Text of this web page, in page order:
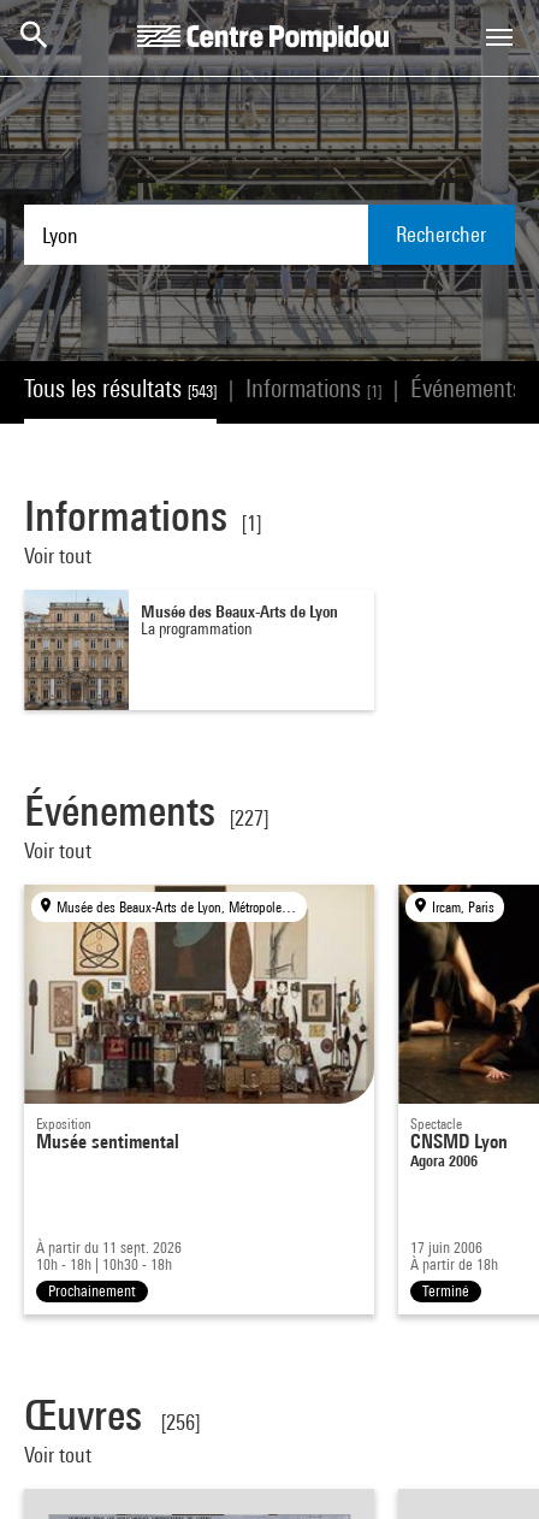
Aller au contenu principal
Centre Pompidou
Rechercher
Tous les résultats [543] Informations [1] Événements
Informations
[1]
Voir tout
Musée des Beaux-Arts de Lyon
La programmation
Événements
[227]
Voir tout
Musée des Beaux-Arts de Lyon, Métropole de Lyon
Exposition
Musée sentimental
À partir du 11 sept. 2026
10h - 18h
10h30 - 18h
Prochainement
Ircam, Paris
Spectacle
CNSMD Lyon
Agora 2006
17 juin 2006
À partir de 18h
Terminé
Œuvres
[256]
Voir tout